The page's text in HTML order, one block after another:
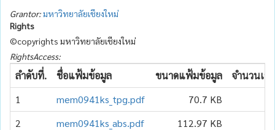
Grantor:มหาวิทยาลัยเชียงใหม่
Rights
©copyrights มหาวิทยาลัยเชียงใหม่
RightsAccess:
ลำดับที่. ชื่อแฟ้มข้อมูล ขนาดแฟ้มข้อมูล
จำนวนเข้
1
mem0941ks_tpg.pdf 70.7 KB
2
mem0941ks_abs.pdf 112.97 KB